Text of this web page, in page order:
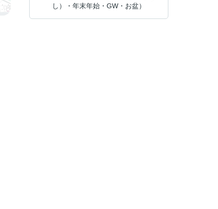
し）・年末年始・GW・お盆）